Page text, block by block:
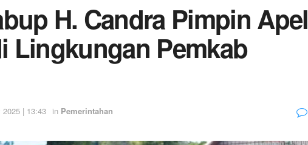
H. Candra Pimpin Apel
Lingkungan Pemkab
2025 | 13:43 in Pemerintahan